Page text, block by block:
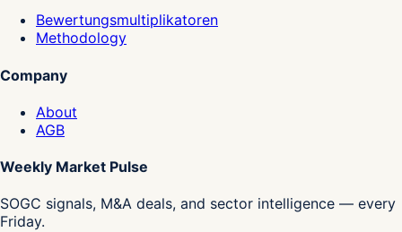
Bewertungsmultiplikatoren
Methodology
Company
About
AGB
Weekly Market Pulse
SOGC signals, M&A deals, and sector intelligence — every
Friday.